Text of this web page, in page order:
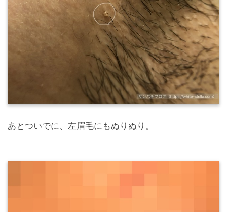
あとついでに、左眉毛にもぬりぬり。